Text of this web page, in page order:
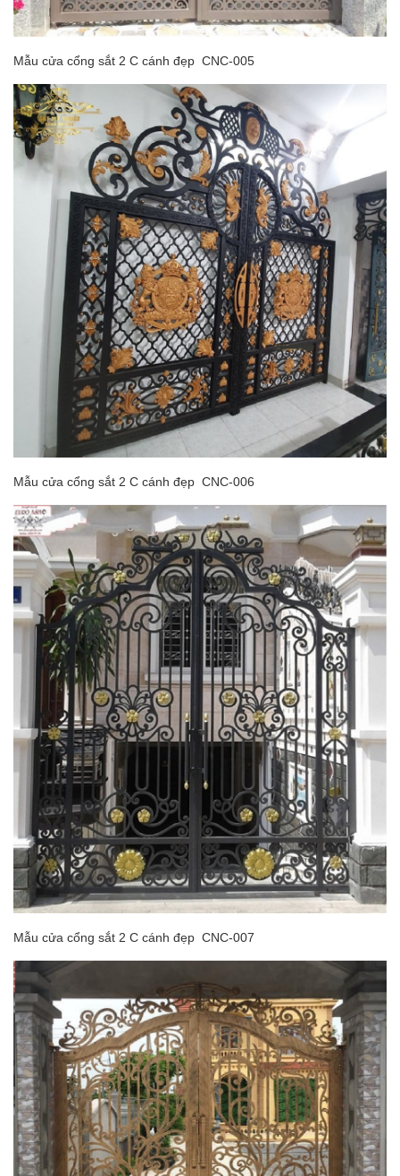
Mẫu cửa cổng sắt 2 C cánh đẹp CNC-005
Mẫu cửa cổng sắt 2 C cánh đẹp CNC-006
Mẫu cửa cổng sắt 2 C cánh đẹp CNC-007